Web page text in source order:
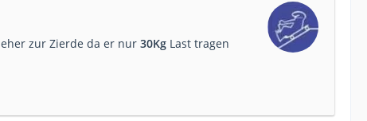
zur Zierde da er nur 30Kg Last tragen